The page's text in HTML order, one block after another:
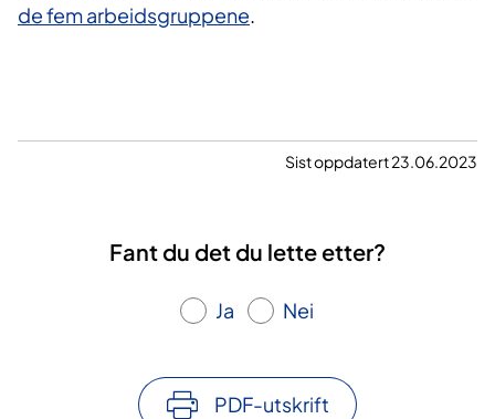
de fem arbeidsgruppene.
Sist oppdatert 23.06.2023
Fant du det du lette etter?
Ja Nei
PDF-utskrift